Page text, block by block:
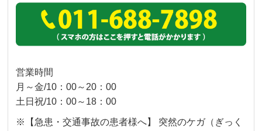
営業時間
月～金/10：00～20：00
土日祝/10：00～18：00
※【急患・交通事故の患者様へ】 突然のケガ（ぎっく